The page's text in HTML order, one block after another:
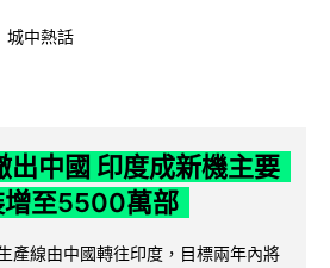
城中熱話
出中國 印度成新機主要
增至5500萬部
產線由中國轉往印度，目標兩年內將